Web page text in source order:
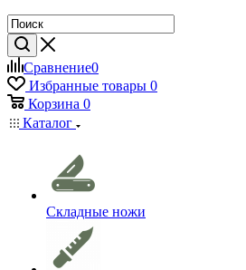
Сравнение0
Избранные товары 0
Корзина 0
Каталог
Складные ножи